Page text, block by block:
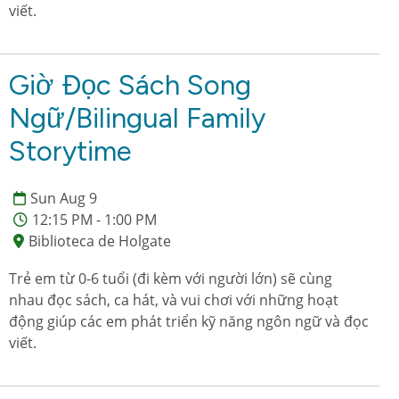
viết.
Giờ Đọc Sách Song
Ngữ/Bilingual Family
Storytime
Sun Aug 9
12:15 PM - 1:00 PM
Biblioteca de Holgate
Trẻ em từ 0-6 tuổi (đi kèm với người lớn) sẽ cùng
nhau đọc sách, ca hát, và vui chơi với những hoạt
động giúp các em phát triển kỹ năng ngôn ngữ và đọc
viết.